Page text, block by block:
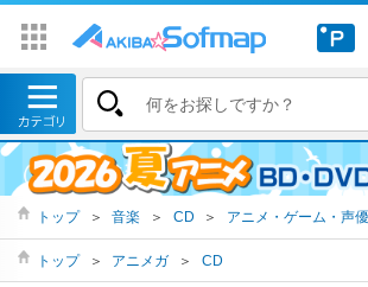
トップ ＞ 音楽 ＞ CD ＞ アニメ・ゲーム・声優
トップ ＞ アニメガ ＞ CD